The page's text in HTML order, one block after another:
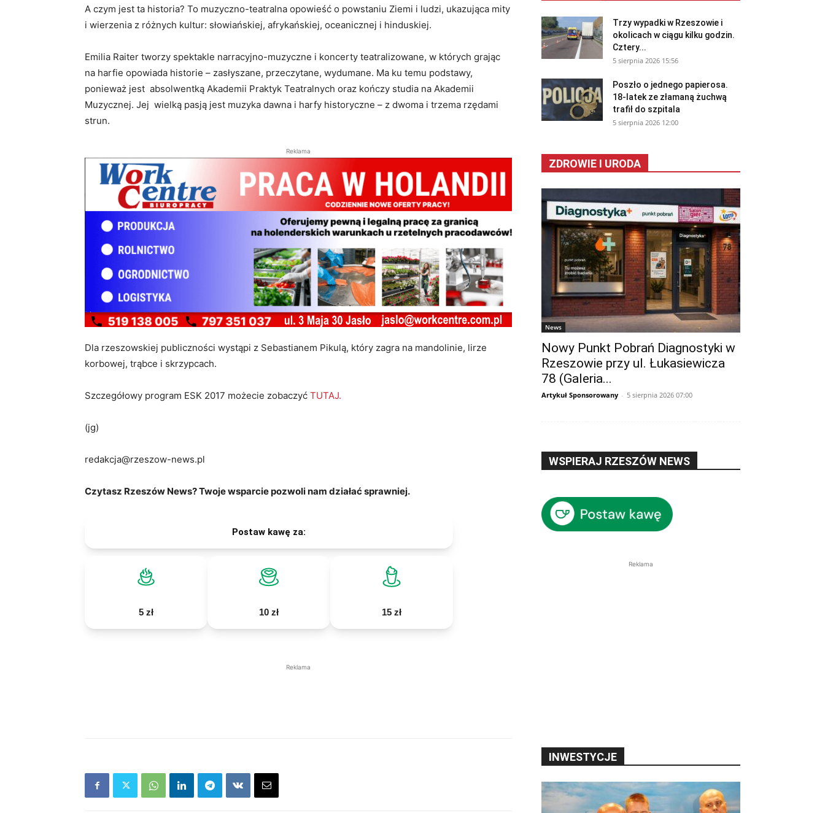
A czym jest ta historia? To muzyczno-teatralna opowieść o powstaniu Ziemi i ludzi, ukazująca mity
i wierzenia z różnych kultur: słowiańskiej, afrykańskiej, oceanicznej i hinduskiej.
Emilia Raiter tworzy spektakle narracyjno-muzyczne i koncerty teatralizowane, w których grając
na harfie opowiada historie – zasłyszane, przeczytane, wydumane. Ma ku temu podstawy,
ponieważ jest absolwentką Akademii Praktyk Teatralnych oraz kończy studia na Akademii
Muzycznej. Jej wielką pasją jest muzyka dawna i harfy historyczne – z dwoma i trzema rzędami
strun.
Reklama
Dla rzeszowskiej publiczności wystąpi z Sebastianem Pikulą, który zagra na mandolinie, lirze
korbowej, trąbce i skrzypcach.
Szczegółowy program ESK 2017 możecie zobaczyć TUTAJ.
(jg)
redakcja@rzeszow-news.pl
Czytasz Rzeszów News? Twoje wsparcie pozwoli nam działać sprawniej.
Postaw kawę za:
5 zł 10 zł 15 zł
Reklama
Trzy wypadki w Rzeszowie i
okolicach w ciągu kilku godzin.
Cztery...
5 sierpnia 2026 15:56
Poszło o jednego papierosa.
18-latek ze złamaną żuchwą
trafił do szpitala
5 sierpnia 2026 12:00
ZDROWIE I URODA
News
Nowy Punkt Pobrań Diagnostyki w
Rzeszowie przy ul. Łukasiewicza
78 (Galeria...
Artykuł Sponsorowany - 5 sierpnia 2026 07:00
WSPIERAJ RZESZÓW NEWS
Reklama
INWESTYCJE